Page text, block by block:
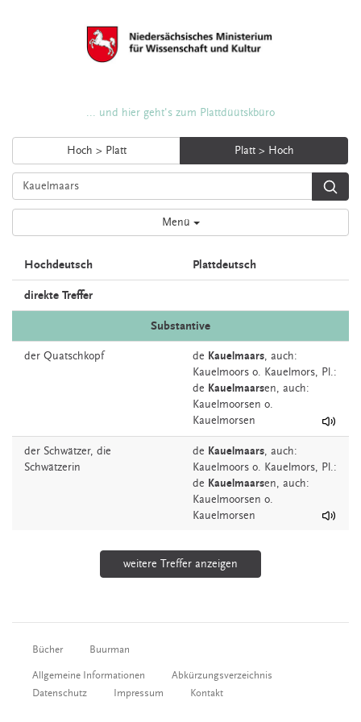
... und hier geht's zum Plattdüütskbüro
Hoch > Platt Platt > Hoch
Menü
Hochdeutsch Plattdeutsch
direkte Treffer
Substantive
der Quatschkopf de Kauelmaars, auch:
Kauelmoors o. Kauelmors, Pl.:
de Kauelmaarsen, auch:
Kauelmoorsen o.
Kauelmorsen
der Schwätzer, die
Schwätzerin
de Kauelmaars, auch:
Kauelmoors o. Kauelmors, Pl.:
de Kauelmaarsen, auch:
Kauelmoorsen o.
Kauelmorsen
weitere Treffer anzeigen
Bücher Buurman
Allgemeine Informationen
Abkürzungsverzeichnis
Datenschutz
Impressum Kontakt